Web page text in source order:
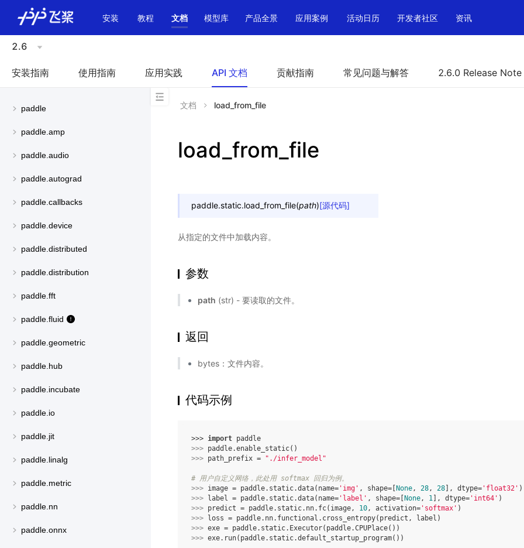
安装 教程 文档 模型库 产品全景 应用案例 活动日历 开发者社区 资讯
2.6
安装指南 使用指南 应用实践 API 文档 贡献指南 常见问题与解答 2.6.0 Release Note
paddle
paddle.amp
paddle.audio
paddle.autograd
paddle.callbacks
paddle.device
paddle.distributed
paddle.distribution
paddle.fft
paddle.fluid
paddle.geometric
paddle.hub
paddle.incubate
paddle.io
paddle.jit
paddle.linalg
paddle.metric
paddle.nn
paddle.onnx
文档 load_from_file
load_from_file
paddle.static.load_from_file(path)[源代码]
从指定的文件中加载内容。
参数
path (str) - 要读取的文件。
返回
bytes：文件内容。
代码示例
>>> import paddle
>>> paddle.enable_static()
>>> path_prefix = "./infer_model"
# 用户自定义网络，此处用 softmax 回归为例。
>>> image = paddle. static.data( name= 'img' , shape= None, 28, 28 ], dtype= 'float32' )
>>>
label = paddle. static.data( name= 'label' , shape= None, 1 ], dtype= 'int64' )
>>> predict = paddle. static. nn. fc( image, 10, activation= 'softmax' )
>>>
loss = paddle. nn. functional . cross_entropy( predict , label )
>>> exe = paddle. static. Executor( paddle.CPUPlace())
>>> exe. run( paddle. static.default_startup_program())